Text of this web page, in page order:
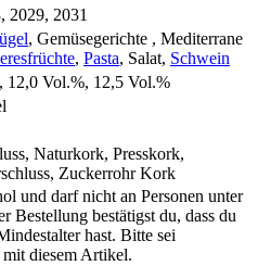
2029, 2031
, Gemüsegerichte , Mediterrane
, Pasta, Salat, Schwein
12,0 Vol.%, 12,5 Vol.%
Naturkork, Presskork,
Zuckerrohr Kork
und darf nicht an Personen unter
Bestellung bestätigst du, dass du
hast. Bitte sei
diesem Artikel.